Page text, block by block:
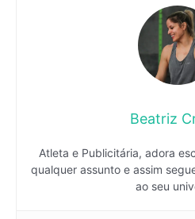
Beatriz
Atleta e Publicitária, adora
qualquer assunto e assim
ao seu